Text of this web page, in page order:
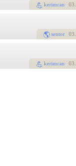
kerimcan 03
sentor 03
kerimcan 03